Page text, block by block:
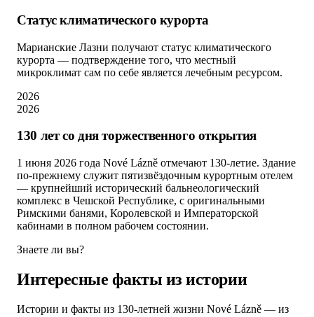
Статус климатического курорта
Марианские Лазни получают статус климатического
курорта — подтверждение того, что местный
микроклимат сам по себе является лечебным ресурсом.
2026
2026
130 лет со дня торжественного открытия
1 июня 2026 года Nové Lázně отмечают 130-летие. Здание
по-прежнему служит пятизвёздочным курортным отелем
— крупнейший исторический бальнеологический
комплекс в Чешской Республике, с оригинальными
Римскими банями, Королевской и Императорской
кабинами в полном рабочем состоянии.
Знаете ли вы?
Интересные факты из истории
Истории и факты из 130-летней жизни Nové Lázně — из